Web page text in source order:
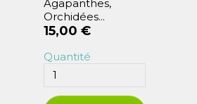
Agapanthes,
Orchidées...
15,00 €
Quantité